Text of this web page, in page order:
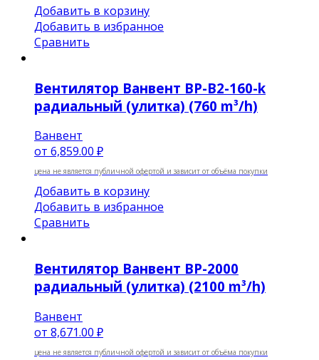
Добавить в корзину
Добавить в избранное
Сравнить
Вентилятор Ванвент ВР-В2-160-k
радиальный (улитка) (760 m³/h)
Ванвент
от 6,859.00 ₽
цена не является публичной офертой и зависит от объёма покупки
Добавить в корзину
Добавить в избранное
Сравнить
Вентилятор Ванвент BP-2000
радиальный (улитка) (2100 m³/h)
Ванвент
от 8,671.00 ₽
цена не является публичной офертой и зависит от объёма покупки